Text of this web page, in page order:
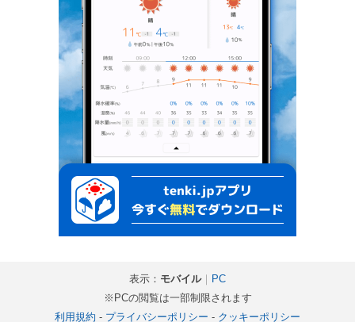
表示： モバイル｜ PC
※PCの閲覧は一部制限されます
利用規約 - プライバシーポリシー - クッキーポリシー